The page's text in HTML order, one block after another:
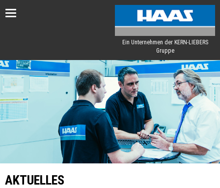
Toggle
Ein Unternehmen der KERN-LIEBERS
Gruppe
AKTUELLES